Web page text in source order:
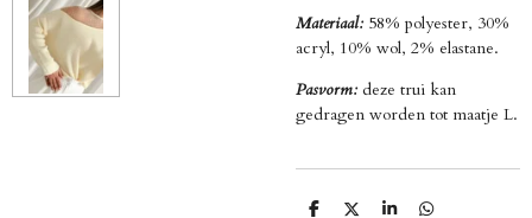
Materiaal: 58% polyester, 30%
acryl, 10% wol, 2% elastane.
Pasvorm: deze trui kan
gedragen worden tot maatje L.